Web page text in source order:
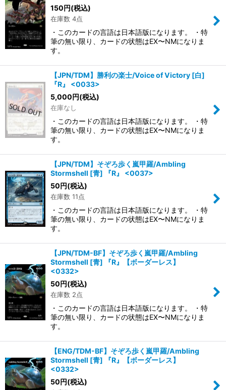
150円(税込)
在庫数 4点
・このカードの言語は日本語版になります。 ・特
筆の無い限り、カードの状態はEX〜NMになりま
す。
【JPN/TDM】勝利の楽士/Voice of Victory [白]
『R』 <0033>
5,000円(税込)
在庫なし
・このカードの言語は日本語版になります。 ・特
筆の無い限り、カードの状態はEX〜NMになりま
す。
【JPN/TDM】そぞろ歩く嵐甲羅/Ambling
Stormshell [青] 『R』 <0037>
50円(税込)
在庫数 11点
・このカードの言語は日本語版になります。 ・特
筆の無い限り、カードの状態はEX〜NMになりま
す。
【JPN/TDM-BF】そぞろ歩く嵐甲羅/Ambling
Stormshell [青] 『R』【ボーダーレス】
<0332>
50円(税込)
在庫数 2点
・このカードの言語は日本語版になります。 ・特
筆の無い限り、カードの状態はEX〜NMになりま
す。
【ENG/TDM-BF】そぞろ歩く嵐甲羅/Ambling
Stormshell [青] 『R』【ボーダーレス】
<0332>
50円(税込)